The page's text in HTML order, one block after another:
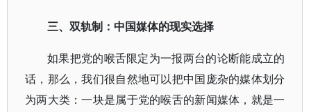
三、双轨制：中国媒体的现实选择
如果把党的喉舌限定为一报两台的论断能成立的
话，那么，我们很自然地可以把中国庞杂的媒体划分
为两大类：一块是属于党的喉舌的新闻媒体，就是一